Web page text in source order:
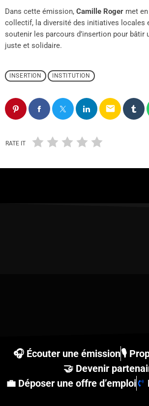
Dans cette émission, Camille Roger met
collectif, la diversité des initiatives locales
soutenir les parcours d’insertion pour bâtir
juste et solidaire.
INSERTION INSTITUTION
email
RATE IT
🎧 Écouter une émission🎙
🤝 Devenir
💼 Déposer une offre d’emploi